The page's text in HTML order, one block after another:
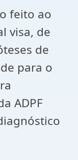
feito ao
visa, de
de
para o
ADPF